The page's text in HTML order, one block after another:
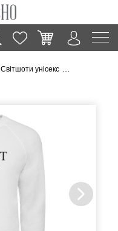
Світшоти унісекс Світшот